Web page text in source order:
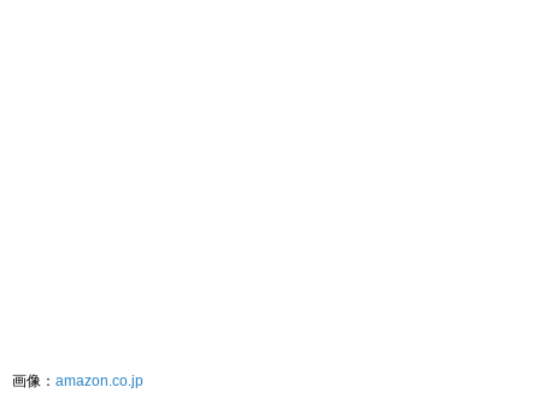
画像： amazon.co.jp